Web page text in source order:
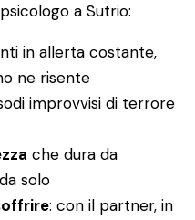
a Sutrio:
in allerta costante,
ne risente
improvvisi di terrore
che dura da
solo
: con il partner, in